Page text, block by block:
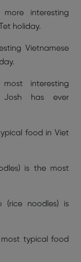
interesting
holiday.
Vietnamese
interesting
Josh has ever
food in Viet
is the most
noodles) is
typical food